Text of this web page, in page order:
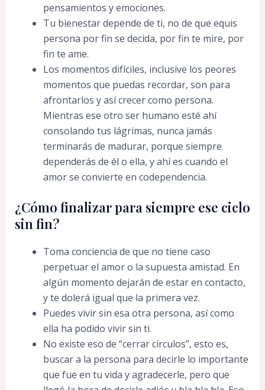
pensamientos y emociones.
Tu bienestar depende de ti, no de que equis
persona por fin se decida, por fin te mire, por
fin te ame.
Los momentos difíciles, inclusive los peores
momentos que puedas recordar, son para
afrontarlos y así crecer como persona.
Mientras ese otro ser humano esté ahí
consolando tus lágrimas, nunca jamás
terminarás de madurar, porque siempre
dependerás de él o ella, y ahí es cuando el
amor se convierte en codependencia.
¿Cómo finalizar para siempre ese ciclo
sin fin?
Toma conciencia de que no tiene caso
perpetuar el amor o la supuesta amistad. En
algún momento dejarán de estar en contacto,
y te dolerá igual que la primera vez.
Puedes vivir sin esa otra persona, así como
ella ha podido vivir sin ti.
No existe eso de “cerrar círculos”, esto es,
buscar a la persona para decirle lo importante
que fue en tu vida y agradecerle, pero que